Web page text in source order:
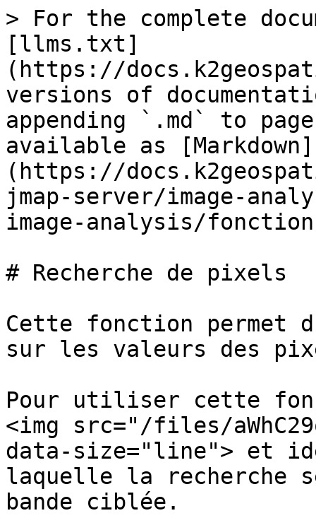
> For the complete
[llms.txt]
(https://
versions of
appending `.md` to
available as [Markdown]
(https://
jmap-server/image-
image-analysis/
# Recherche de pixels
Cette fonction permet
sur les valeurs des
Pour utiliser cette
<img src="/files/
data-size="line"> et
laquelle la recherche
bande ciblée.